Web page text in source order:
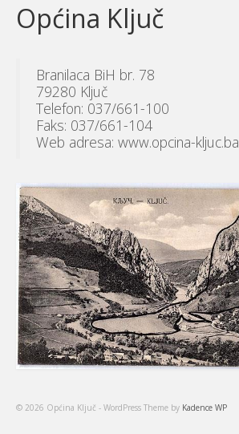
Općina Ključ
Branilaca BiH br. 78
79280 Ključ
Telefon: 037/661-100
Faks: 037/661-104
Web adresa: www.opcina-kljuc.ba
© 2026 Općina Ključ - WordPress Theme by Kadence WP